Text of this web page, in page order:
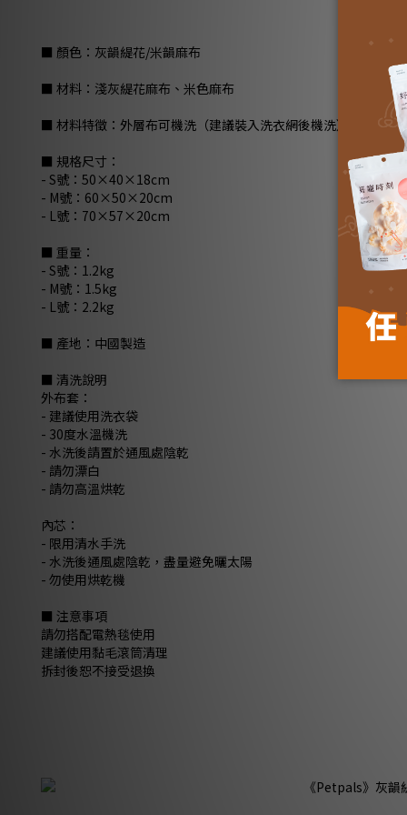
■ 顏色：灰韻緹花/米韻麻布
■ 材料：淺灰緹花麻布、米色麻布
■ 材料特徵：外層布可機洗（建議裝入洗衣網後機洗）、枕芯可
■ 規格尺寸：
- S號：50×40×18cm
- M號：60×50×20cm
- L號：70×57×20cm
■ 重量：
- S號：1.2kg
- M號：1.5kg
- L號：2.2kg
■ 產地：中國製造
■ 清洗說明
外布套：
- 建議使用洗衣袋
- 30度水溫機洗
- 水洗後請置於通風處陰乾
- 請勿漂白
- 請勿高溫烘乾
內芯：
- 限用清水手洗
- 水洗後通風處陰乾，盡量避免曬太陽
- 勿使用烘乾機
■ 注意事項
請勿搭配電熱毯使用
建議使用黏毛滾筒清理
拆封後恕不接受退換